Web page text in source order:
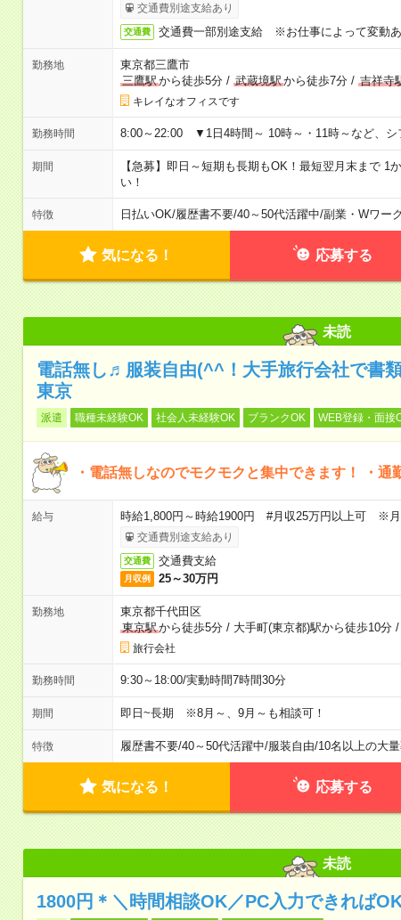
交通費別途支給あり
交通費 交通費一部別途支給 ※お仕事によって変動あ
勤務地
東京都三鷹市
三鷹駅から徒歩5分/ 武蔵境駅から徒歩7分/ 吉祥寺
キレイなオフィスです
勤務時間 8:00～22:00 ▼1日4時間～ 10時～・11時～など、シ
期間
【急募】即日～短期も長期もOK！最短翌月末まで 1
い！
特徴 日払いOK/履歴書不要/40～50代活躍中/副業・Wワー
気になる！ 応募する
未読
電話無し♬服装自由(^^！大手旅行会社で書
東京
派遣 職種未経験OK 社会人未経験OK ブランクOK WEB登録・面接
・電話無しなのでモクモクと集中できます！ ・通
給与 時給1,800円～時給1900円 #月収25万円以上可 ※月
交通費別途支給あり
交通費 交通費支給
月収例 25～30万円
勤務地
東京都千代田区
東京駅から徒歩5分/ 大手町(東京都)駅から徒歩10分/
旅行会社
勤務時間 9:30～18:00/実動時間7時間30分
期間 即日~長期 ※8月～、9月～も相談可！
特徴 履歴書不要/40～50代活躍中/服装自由/10名以上の大
気になる！ 応募する
未読
1800円＊＼時間相談OK／PC入力できれば